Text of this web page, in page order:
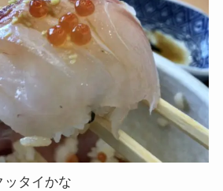
ッタイかな